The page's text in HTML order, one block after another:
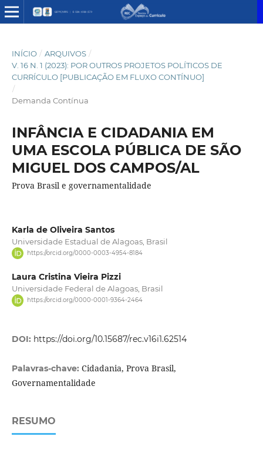
INÍCIO / ARQUIVOS /
V. 16 N. 1 (2023): POR OUTROS PROJETOS POLÍTICOS DE
CURRÍCULO [PUBLICAÇÃO EM FLUXO CONTÍNUO]
/
Demanda Contínua
INFÂNCIA E CIDADANIA EM
UMA ESCOLA PÚBLICA DE SÃO
MIGUEL DOS CAMPOS/AL
Prova Brasil e governamentalidade
Karla de Oliveira Santos
Universidade Estadual de Alagoas, Brasil
https://orcid.org/0000-0003-4954-8184
Laura Cristina Vieira Pizzi
Universidade Federal de Alagoas, Brasil
https://orcid.org/0000-0001-9364-2464
DOI: https://doi.org/10.15687/rec.v16i1.62514
Palavras-chave: Cidadania, Prova Brasil,
Governamentalidade
RESUMO